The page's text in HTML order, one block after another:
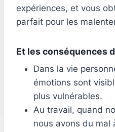
expériences, et vous
parfait pour les
Et les conséquences
Dans la vie
émotions sont
plus vulnérables.
Au travail, quand
nous avons du mal